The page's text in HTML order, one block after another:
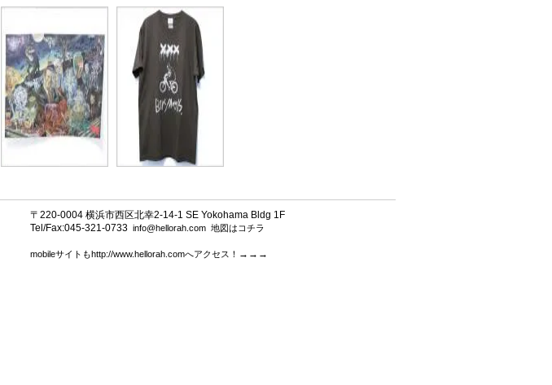
〒220-0004 横浜市西区北幸2-14-1 SE Yokohama Bldg 1F
Tel/Fax:045-321-0733 info@hellorah.com 地図はコチラ
mobileサイトもhttp://www.hellorah.comへアクセス！ →→→